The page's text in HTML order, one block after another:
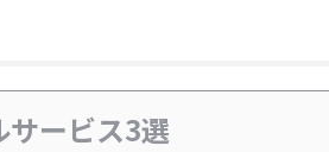
ービス3選